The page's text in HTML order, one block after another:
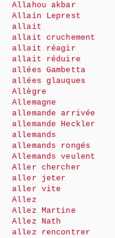
Allahou akbar
Allain Leprest
allait
allait cruchement
allait réagir
allait réduire
allées Gambetta
allées glauques
Allègre
Allemagne
allemande arrivée
allemande Heckler
allemands
allemands rongés
Allemands veulent
Aller chercher
aller jeter
aller vite
Allez
Allez Martine
Allez Nath
allez rencontrer